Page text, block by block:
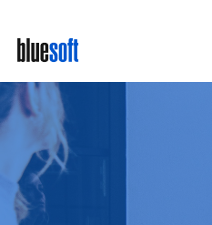
main
content